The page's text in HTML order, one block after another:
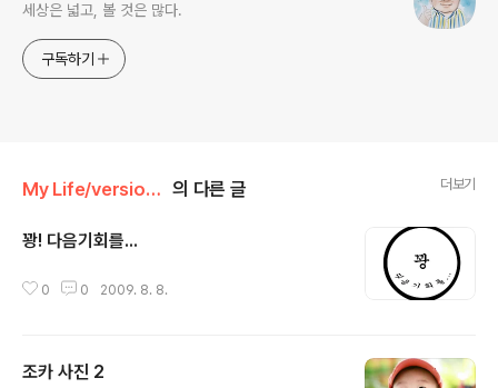
세상은 넓고, 볼 것은 많다.
구독하기
My Life/version 6.1 의 다른 글 더보기
꽝! 다음기회를...
0 0 2009. 8. 8.
조카 사진 2